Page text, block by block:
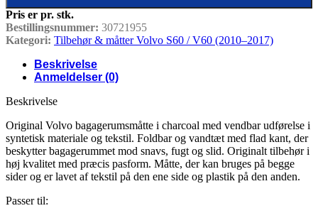
Pris er pr. stk.
Bestillingsnummer: 30721955
Kategori: Tilbehør & måtter Volvo S60 / V60 (2010–2017)
Beskrivelse
Anmeldelser (0)
Beskrivelse
Original Volvo bagagerumsmåtte i charcoal med vendbar udførelse i
syntetisk materiale og tekstil. Foldbar og vandtæt med flad kant, der
beskytter bagagerummet mod snavs, fugt og slid. Originalt tilbehør i
høj kvalitet med præcis pasform. Måtte, der kan bruges på begge
sider og er lavet af tekstil på den ene side og plastik på den anden.
Passer til: